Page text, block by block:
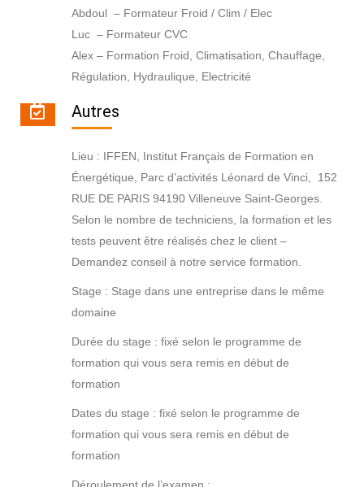
Abdoul – Formateur Froid / Clim / Elec
Luc – Formateur CVC
Alex – Formation Froid, Climatisation, Chauffage,
Régulation, Hydraulique, Electricité
Autres
Lieu : IFFEN, Institut Français de Formation en
Énergétique, Parc d’activités Léonard de Vinci, 152
RUE DE PARIS 94190 Villeneuve Saint-Georges.
Selon le nombre de techniciens, la formation et les
tests peuvent être réalisés chez le client –
Demandez conseil à notre service formation.
Stage : Stage dans une entreprise dans le même
domaine
Durée du stage : fixé selon le programme de
formation qui vous sera remis en début de
formation
Dates du stage : fixé selon le programme de
formation qui vous sera remis en début de
formation